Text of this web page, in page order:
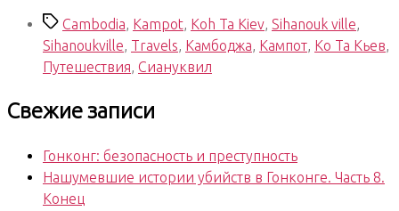
Asian
Trip.
Days
81»
МеткиCambodia, Kampot, Koh Ta Kiev, Sihanouk ville,
Sihanoukville, Travels, Камбоджа, Кампот, Ко Та Кьев,
Путешествия, Сиануквил
Свежие записи
Гонконг: безопасность и преступность
Нашумевшие истории убийств в Гонконге. Часть 8.
Конец